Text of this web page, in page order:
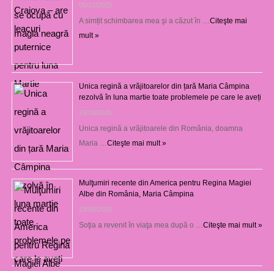
05/12/2025
A simțit schimbarea mea şi a căzut în … Citeşte mai
mult »
Unica regină a vrăjitoarelor din țară Maria Câmpina
rezolvă în luna martie toate problemele pe care le aveți
25/09/2025
Unica regină a vrăjitoarele din România, doamna
Maria … Citeşte mai mult »
Mulţumiri recente din America pentru Regina Magiei
Albe din România, Maria Câmpina
23/08/2025
Soţia a revenit în viaţa mea după o … Citeşte mai mult »